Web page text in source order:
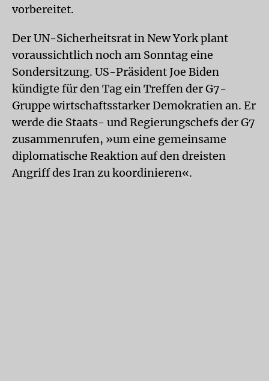
vorbereitet.
Der UN-Sicherheitsrat in New York plant
voraussichtlich noch am Sonntag eine
Sondersitzung. US-Präsident Joe Biden
kündigte für den Tag ein Treffen der G7-
Gruppe wirtschaftsstarker Demokratien an. Er
werde die Staats- und Regierungschefs der G7
zusammenrufen, »um eine gemeinsame
diplomatische Reaktion auf den dreisten
Angriff des Iran zu koordinieren«.